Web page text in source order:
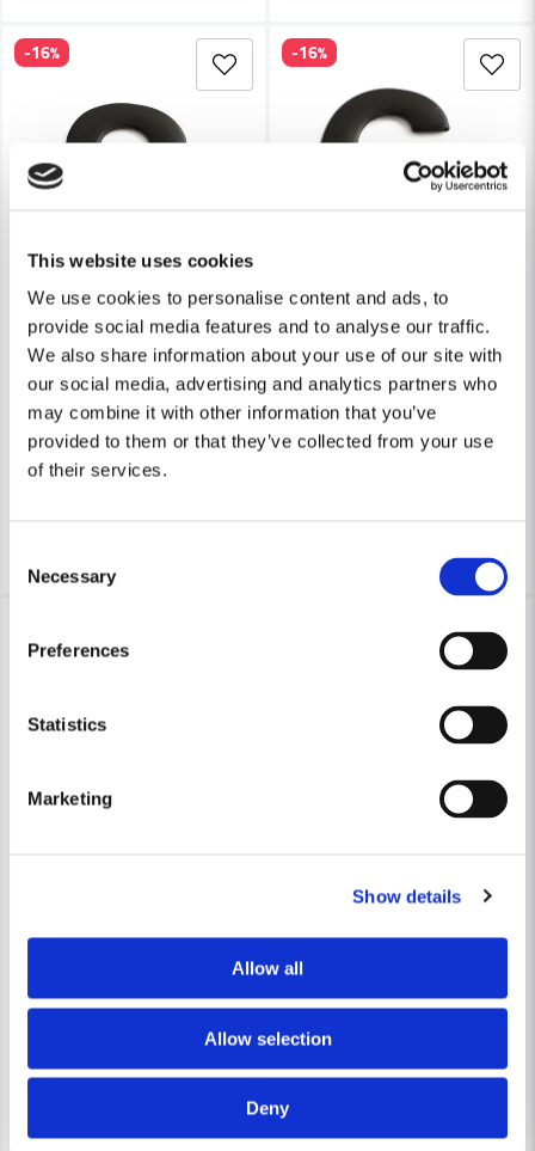
This website uses cookies
We use cookies to personalise content and ads, to
provide social media features and to analyse our traffic.
We also share information about your use of our site with
our social media, advertising and analytics partners who
may combine it with other information that you’ve
provided to them or that they’ve collected from your use
of their services.
Selection
Necessary
Preferences
Statistics
Marketing
Show details
Allow all
Allow selection
Deny
HABO
Habo Siffra Rostfritt 50mm Svart 3 SB
87 kr
73 kr
Leveranstid ifrån leverantör ca
-16%
HABO
Habo Siffra Rostfritt 50mm
87 kr
73 kr
-16%
Habo Siffra Rostfritt 50mm Svart 7 SB
73 kr
Leveranstid ifrån leverantör ca
7-10 arbetsdagar
Habo Siffra Rostfritt 50mm
73 kr
Leveranstid ifrån leverantör ca
7-10 arbetsdagar